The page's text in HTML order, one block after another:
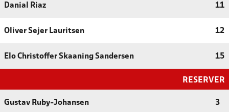
Danial Riaz 11
Oliver Sejer Lauritsen 12
Elo Christoffer Skaaning Sandersen 15
RESERVER
Gustav Ruby-Johansen 3